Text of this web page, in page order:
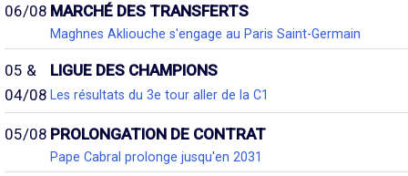
06/08 MARCHÉ DES TRANSFERTS
Maghnes Akliouche s'engage au Paris Saint-Germain
05 &
04/08
LIGUE DES CHAMPIONS
Les résultats du 3e tour aller de la C1
05/08 PROLONGATION DE CONTRAT
Pape Cabral prolonge jusqu'en 2031